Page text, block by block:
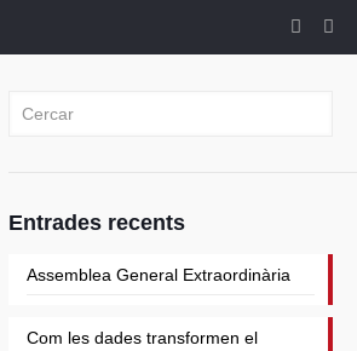
Entrades recents
Assemblea General Extraordinària
Com les dades transformen el